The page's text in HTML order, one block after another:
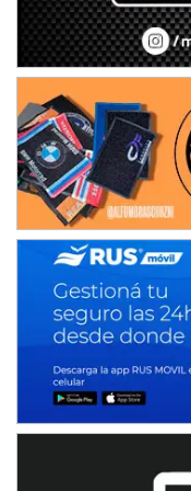
Ramiro Tot (Asfalto)
Baradero (Buenos Aires)
KDO - F6
Ciudad de Trenque Lauquen
Trenque Lauquen (Buenos
ENTRERRIANO - F6
Parque de la Velocidad
Villaguay (Entre Ríos)
VICTORIENSE - F7
El Cerro (Tierra)
Victoria (Entre Ríos)
PATAGONICO - F6
Gral. E. Godoy (Río Negro)
Juventud Unida (Tierra)